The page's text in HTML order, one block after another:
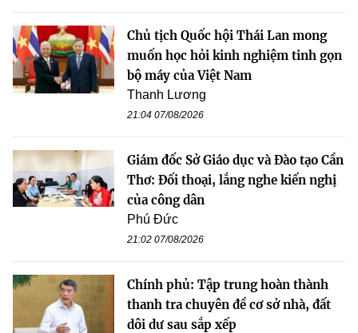
Chủ tịch Quốc hội Thái Lan mong
muốn học hỏi kinh nghiệm tinh gọn
bộ máy của Việt Nam
Thanh Lương
21:04 07/08/2026
Giám đốc Sở Giáo dục và Đào tạo Cần
Thơ: Đối thoại, lắng nghe kiến nghị
của công dân
Phú Đức
21:02 07/08/2026
Chính phủ: Tập trung hoàn thành
thanh tra chuyên đề cơ sở nhà, đất
dôi dư sau sắp xếp